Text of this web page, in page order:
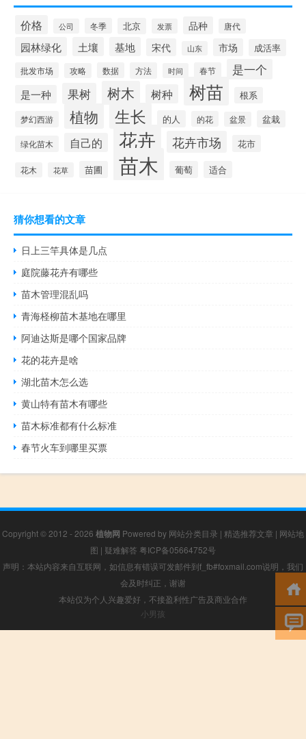
价格 公司 冬季 北京 发票 品种 唐代
园林绿化 土壤 基地 宋代 山东 市场 成活率
批发市场 攻略 数据 方法 时间 春节 是一个
是一种 果树 树木 树种 树苗
根系
梦幻西游
植物 生长 的人 的花 盆景 盆栽
绿化苗木 自己的 花卉 花卉市场 花市
花木 花草 苗圃 苗木 葡萄 适合
猜你想看的文章
日上三竿具体是几点
庭院藤花卉有哪些
苗木管理混乱吗
青海柽柳苗木基地在哪里
阿迪达斯是哪个国家品牌
花的花卉是啥
湖北苗木怎么选
黄山特有苗木有哪些
苗木标准都有什么标准
春节火车到哪里买票
Copyright © 2012 - 2026 植物网 Powered by 网站分类目录 | 精选推荐文章 | 网站地
图 | 疑难解答 粤ICP备05664752号
声明：本站内容来自互联网，如信息有错误可发邮件到f_fb#foxmail.com说明，我们
会及时纠正，谢谢
本站仅为个人兴趣爱好，不接盈利性广告及商业合作
小男孩